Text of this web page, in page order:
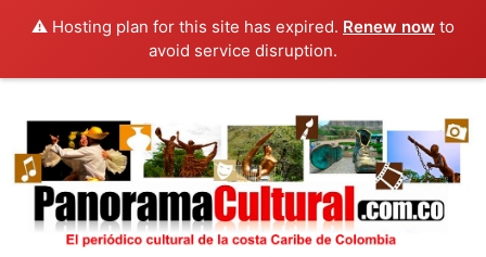
⚠️ Hosting plan for this site has expired. Renew now to
avoid service disruption.